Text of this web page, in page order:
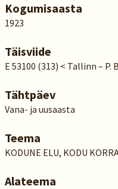
Kogumisaasta
1923
Täisviide
E 53100 (313) < Tallinn – P.
Tähtpäev
Vana- ja uusaasta
Teema
KODUNE ELU, KODU
Alateema